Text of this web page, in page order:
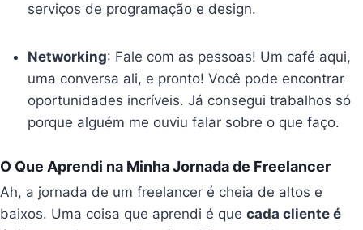
serviços de programação e design.
Networking: Fale com as pessoas! Um café aqui,
uma conversa ali, e pronto! Você pode encontrar
oportunidades incríveis. Já consegui trabalhos só
porque alguém me ouviu falar sobre o que faço.
O Que Aprendi na Minha Jornada de Freelancer
Ah, a jornada de um freelancer é cheia de altos e
baixos. Uma coisa que aprendi é quecada cliente é